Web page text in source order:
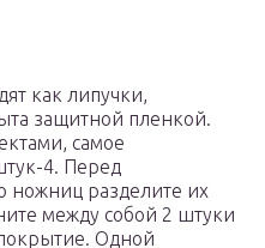
как липучки,
защитной пленкой.
самое
4. Перед
ножниц разделите их
между собой 2 штуки
Одной